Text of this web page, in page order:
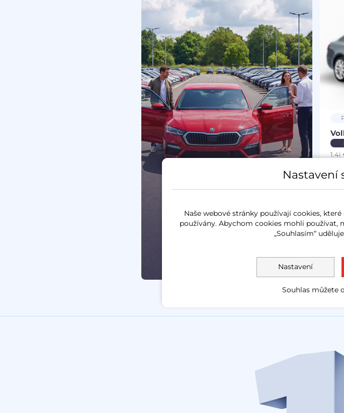
1.4i
Nastavení
Naše webové stránky používají cookies,
používány. Abychom cookies mohli
„Souhlasím“
Nastavení
Souhlas můžete